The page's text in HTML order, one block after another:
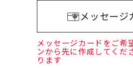
メッセージ
メッセージカードをご希
ンから先に作成してく
ります